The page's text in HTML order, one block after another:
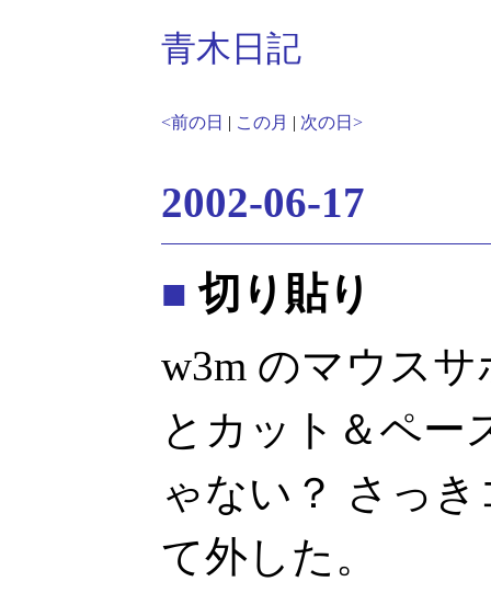
青木日記
<前の日 | この月 | 次の日>
2002-06-17
■ 切り貼り
w3m のマウス
とカット＆ペー
ゃない？ さっ
て外した。